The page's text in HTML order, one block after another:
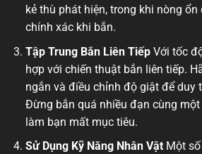
kẻ thù phát hiện, trong khi nòng
chính xác khi bắn.
Tập Trung Bắn Liên TiếpVới tốc
hợp với chiến thuật bắn liên tiếp.
ngắn và điều chỉnh độ giật để duy
Đừng bắn quá nhiều đạn cùng
làm bạn mất mục tiêu.
Sử Dụng Kỹ Năng Nhân VậtMột số